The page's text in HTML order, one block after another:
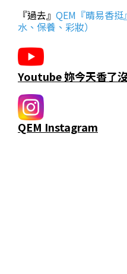
『過去』 QEM『晴易香
水、保養、彩妝）
Youtube 妳今天香了
QEM Instagram